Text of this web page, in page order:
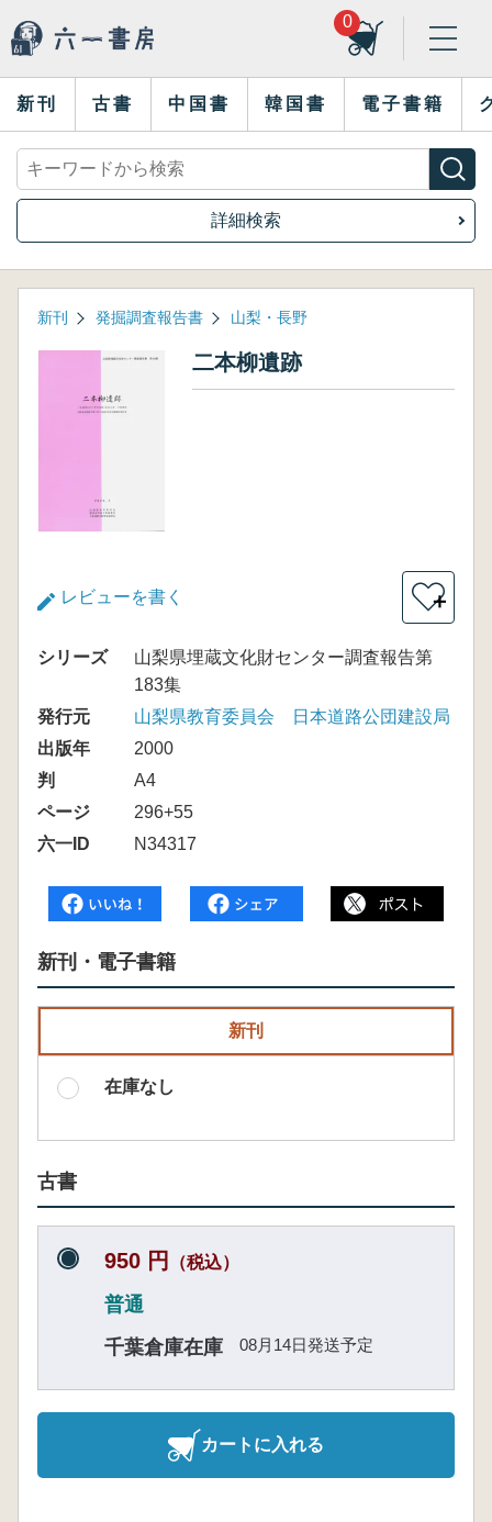
0
新刊 古書 中国書 韓国書 電子書籍
詳細検索
新刊 発掘調査報告書 山梨・長野
二本柳遺跡
レビューを書く ＋
シリーズ
山梨県埋蔵文化財センター調査報告第
183集
発行元
山梨県教育委員会 日本道路公団建設局
出版年
2000
判
A4
ページ
296+55
六一ID
N34317
新刊・電子書籍
新刊
在庫なし
古書
950 円 （税込）
普通
千葉倉庫在庫
08月14日発送予定
カートに入れる